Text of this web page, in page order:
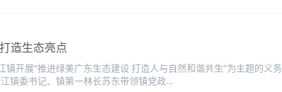
造生态亮点
镇开展“推进绿美广东生态建设 打造人与自然和谐共生”为主题的义务
镇委书记、镇第一林长苏东带领镇党政...